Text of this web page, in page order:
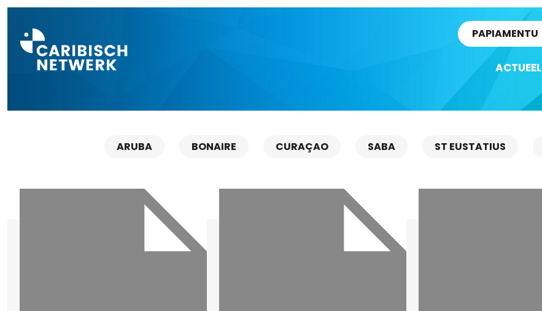
PAPIAMENTU
ACTUEEL
ARUBA BONAIRE CURAÇAO SABA ST EUSTATIUS